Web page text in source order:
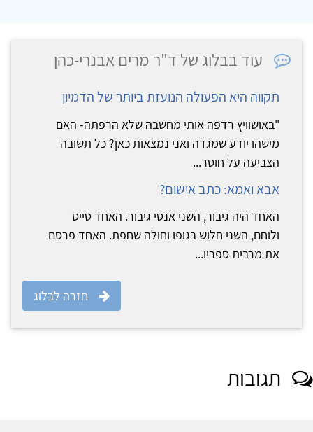
עוד בבלוג של ד"ר מרים אבנרי-כהן
תקווה היא הפעולה הנועזת ביותר של הדמיון
"באושוויץ רדפה אותי מחשבה שלא הרפתה- האם
מישהו יודע שמגדה ואני נמצאות כאן? כל תשובה
הצביעה על חוסר...
אבא ואמא: כתב אישום?
האחד היה גיבור, השני אנטי גיבור. האחד טייס
ולוחם, השני חלוש בגופו וחולה שחפת. האחד פרסם
את מרבית ספריו...
חזרה לבלוג
תגובות